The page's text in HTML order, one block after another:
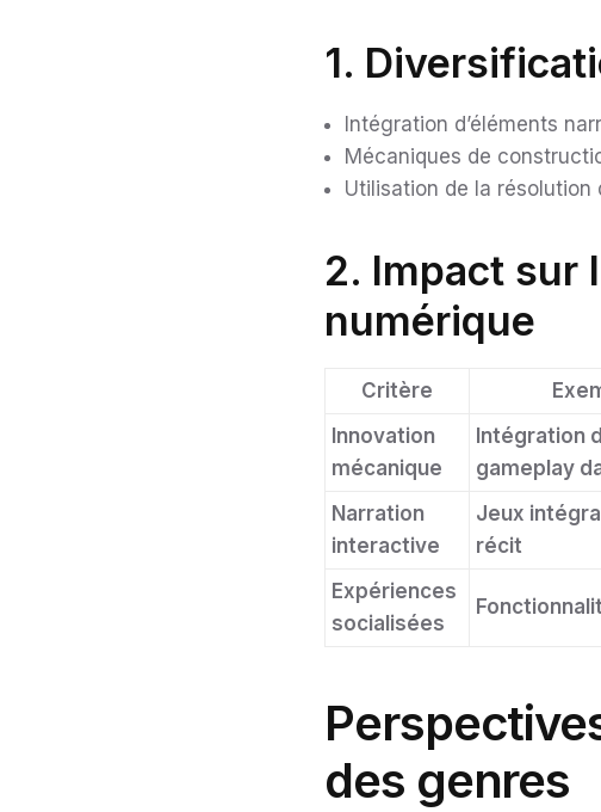
1.
Intégration d’éléments
Mécaniques de
Utilisation de la résolution
2. Impact sur
numérique
Critère
Innovation
mécanique
Intégration
gameplay
Narration
interactive
Jeux
récit
Expériences
socialisées
des genres